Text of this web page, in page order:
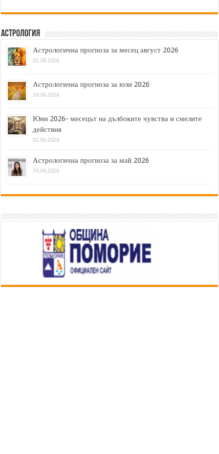
Астрология
Астрологична прогноза за месец август 2026
02.08.2026
Астрологична прогноза за юли 2026
30.06.2026
Юни 2026- месецът на дълбоките чувства и смелите
действия
02.06.2026
Астрологична прогноза за май 2026
30.04.2026